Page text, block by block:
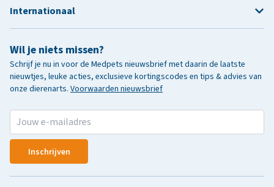
Wil je niets missen?
Schrijf je nu in voor de Medpets nieuwsbrief met daarin de laatste
nieuwtjes, leuke acties, exclusieve kortingscodes en tips & advies van
onze dierenarts. Voorwaarden nieuwsbrief
Inschrijven
Internationaal